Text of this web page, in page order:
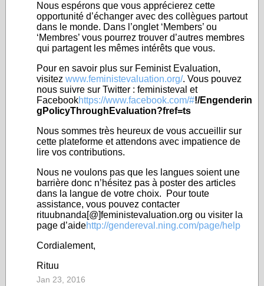
Nous espérons que vous apprécierez cette
opportunité d’échanger avec des collègues partout
dans le monde. Dans l’onglet ‘Members’ ou
‘Membres’ vous pourrez trouver d’autres membres
qui partagent les mêmes intérêts que vous.
Pour en savoir plus sur Feminist Evaluation,
visitez www.feministevaluation.org/. Vous pouvez
nous suivre sur Twitter : feministeval et
Facebookhttps://www.facebook.com/#!/Engenderin
gPolicyThroughEvaluation?fref=ts
Nous sommes très heureux de vous accueillir sur
cette plateforme et attendons avec impatience de
lire vos contributions.
Nous ne voulons pas que les langues soient une
barrière donc n’hésitez pas à poster des articles
dans la langue de votre choix. Pour toute
assistance, vous pouvez contacter
rituubnanda[@]feministevaluation.org ou visiter la
page d’aidehttp://gendereval.ning.com/page/help
Cordialement,
Rituu
Jan 23, 2016